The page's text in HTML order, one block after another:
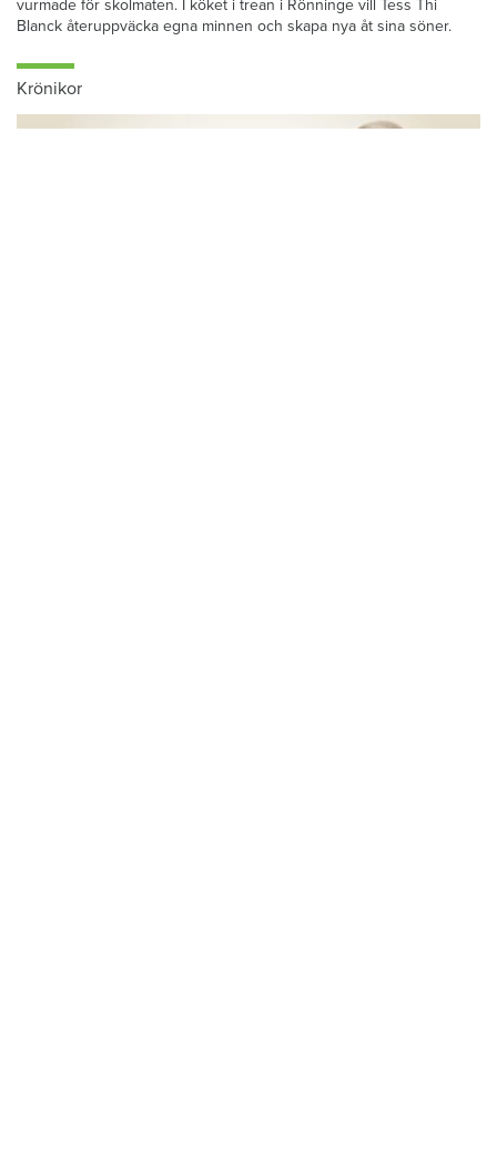
Hon växte upp med sin mammas hemlagade husmanskost och
vurmade för skolmaten. I köket i trean i Rönninge vill Tess Thi
Krönikor